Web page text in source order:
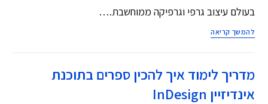
בעולם עיצוב גרפי וגרפיקה ממוחשבת.…
להמשך קריאה
מדריך לימוד איך להכין ספרים בתוכנת
אינדיזיין InDesign